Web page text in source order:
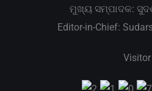
ମୁଖ୍ୟ ସମ୍ପାଦକ:
Editor-in-Chief:
Visitor